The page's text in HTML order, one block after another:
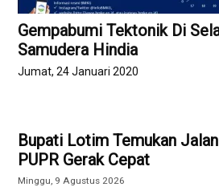
Gempabumi Tektonik Di
Samudera Hindia
Jumat, 24 Januari 2020
Bupati Lotim Temukan
PUPR Gerak Cepat
Minggu, 9 Agustus 2026